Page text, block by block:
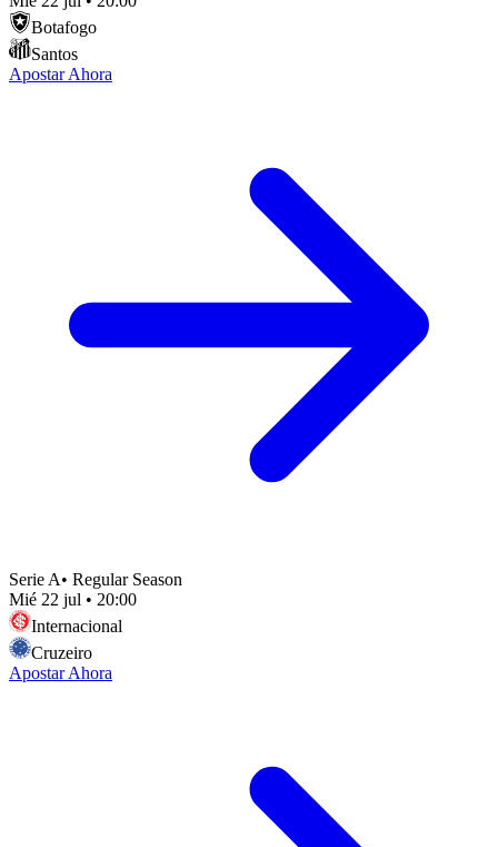
Botafogo
Santos
Apostar Ahora
Serie A• Regular Season
Mié 22 jul • 20:00
Internacional
Cruzeiro
Apostar Ahora